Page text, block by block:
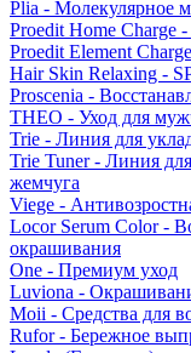
Plia - Молекулярное
Proedit Home Charge
Proedit Element
Hair Skin Relaxing -
Proscenia -
THEO - Уход для
Trie - Линия для
Trie Tuner - Линия
жемчуга
Viege -
Locor Serum Color -
окрашивания
One - Премиум уход
Luviona -
Moii - Средства для
Rufor - Бережное